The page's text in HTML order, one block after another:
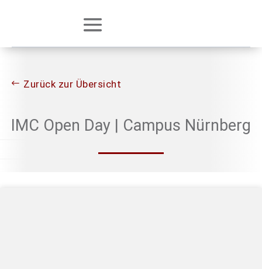
Zurück zur Übersicht
IMC Open Day | Campus Nürnberg